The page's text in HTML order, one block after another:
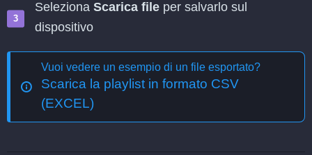
Seleziona Scarica file per salvarlo sul
dispositivo
Vuoi vedere un esempio di un file esportato?
Scarica la playlist in formato CSV
(EXCEL)